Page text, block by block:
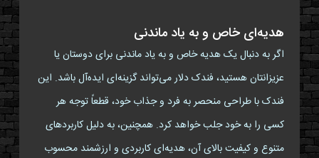
هدیه‌ای خاص و به یاد ماندنی
اگر به دنبال یک هدیه خاص و به یاد ماندنی برای دوستان یا
عزیزانتان هستید، فندک دلار می‌تواند گزینه‌ای ایده‌آل باشد. این
فندک با طراحی منحصر به فرد و جذاب خود، قطعاً توجه هر
کسی را به خود جلب خواهد کرد. همچنین، به دلیل کاربردهای
متنوع و کیفیت بالای آن، هدیه‌ای کاربردی و ارزشمند محسوب